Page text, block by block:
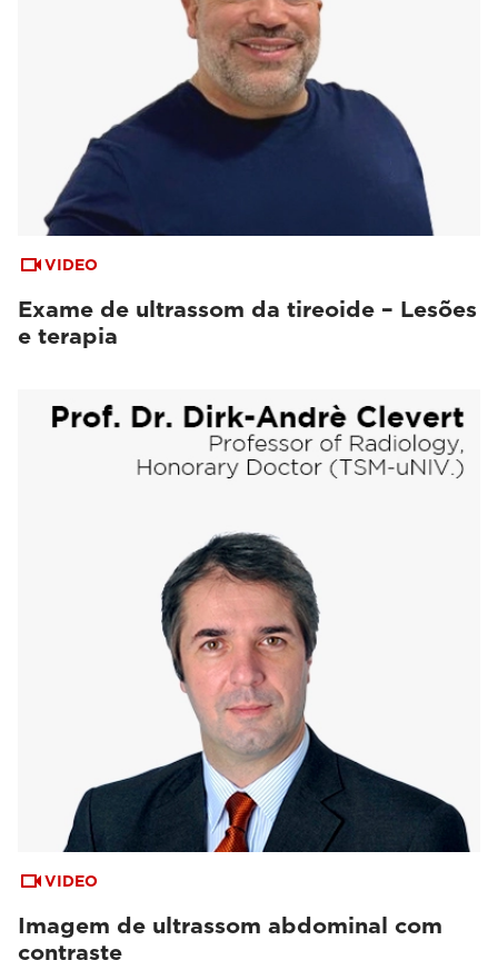
VIDEO
Exame de ultrassom da tireoide – Lesões
e terapia
VIDEO
Imagem de ultrassom abdominal com
contraste